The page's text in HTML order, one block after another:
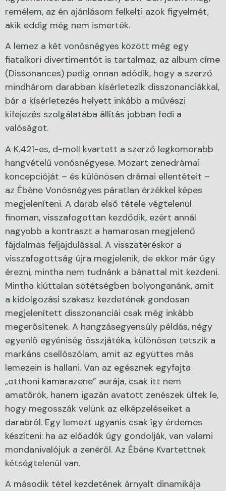
remélem, az én ajánlásom felkelti azok figyelmét,
akik eddig még nem ismerték.
A lemez a két vonósnégyes között még egy
fiatalkori divertimentót is tartalmaz, az album címe
(Dissonances) pedig onnan adódik, hogy a szerző
mindhárom darabban kísérletezik disszonanciákkal,
bár a kísérletezés helyett inkább a művészi
kifejezés szolgálatába állítás jobban fedi a
valóságot.
A K.421-es, d-moll kvartett a szerző legkomorabb
hangvételű vonósnégyese. Mozart zenedrámai
koncepcióját – és különösen drámai ellentéteit –
az Ébène Vonósnégyes páratlan érzékkel képes
megjeleníteni. A darab első tétele végtelenül
finoman, visszafogottan kezdődik, ezért annál
nagyobb a kontraszt a hamarosan megjelenő
fájdalmas feljajdulással. A visszatéréskor a
visszafogottság újra megjelenik, de ekkor már úgy
érezni, mintha nem tudnánk a bánattal mit kezdeni.
Mintha kiúttalan sötétségben bolyonganánk, amit
a kidolgozási szakasz kezdetének gondosan
megjelenített disszonanciái csak még inkább
megerősítenek. A hangzásegyensúly példás, négy
egyenlő egyéniség összjátéka, különösen tetszik a
markáns csellószólam, amit az együttes más
lemezein is hallani. Van az egésznek egyfajta
„otthoni kamarazene” aurája, csak itt nem
amatőrök, hanem igazán avatott zenészek ültek le,
hogy megosszák velünk az elképzeléseiket a
darabról. Egy lemezt ugyanis csak így érdemes
készíteni: ha az előadók úgy gondolják, van valami
mondanivalójuk a zenéről. Az Ébène Kvartettnek
kétségtelenül van.
A második tétel kezdetének árnyalt dinamikája